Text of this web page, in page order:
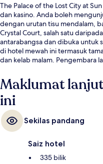
The Palace of the Lost City at
dan kasino. Anda boleh
dengan urutan tisu mendalam,
Crystal Court, salah satu
antarabangsa dan dibuka untuk
di hotel mewah ini termasuk
dan kelab malam. Pengembara
Maklumat
ini
Sekilas pandang
Saiz hotel
335 bilik